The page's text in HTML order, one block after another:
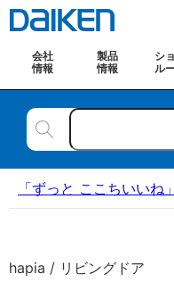
会社
情報
製品
情報
シ
ル
「ずっと ここちいい
hapia / リビングドア